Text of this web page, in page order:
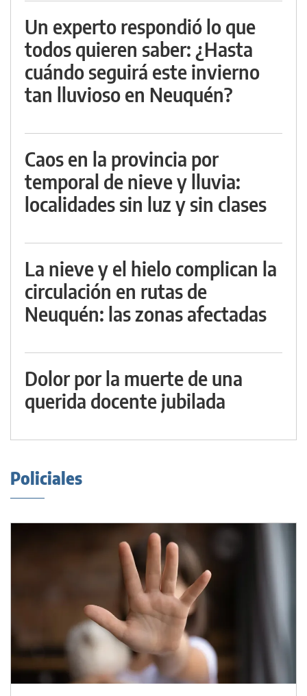
Un experto respondió lo que
todos quieren saber: ¿Hasta
cuándo seguirá este invierno
tan lluvioso en Neuquén?
Caos en la provincia por
temporal de nieve y lluvia:
localidades sin luz y sin clases
La nieve y el hielo complican la
circulación en rutas de
Neuquén: las zonas afectadas
Dolor por la muerte de una
querida docente jubilada
Policiales